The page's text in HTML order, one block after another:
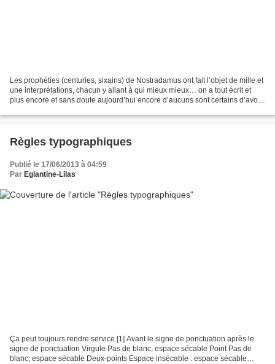
Les prophéties (centuries, sixains) de Nostradamus ont fait l’objet de mille et
une interprétations, chacun y allant à qui mieux mieux… on a tout écrit et
plus encore et sans doute aujourd’hui encore d’aucuns sont certains d’avoir
Règles typographiques
Publié le 17/06/2013 à 04:59
Par Eglantine-Lilas
Ça peut toujours rendre service.[1] Avant le signe de ponctuation après le
signe de ponctuation Virgule Pas de blanc, espace sécable Point Pas de
blanc, espace sécable Deux-points Espace insécable : espace sécable